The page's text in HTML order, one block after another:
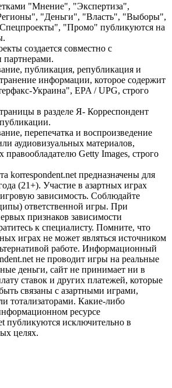
"Мнение", "Экспертиза",
"Деньги", "Власть", "Выборы",
"Промо" публикуются на
создается совместно с
партнерами.
публикация, републикация и
информации, которое содержит
Украина", EPA / UPG, строго
в разделе Я- Корреспондент
перепечатка и воспроизведение
аудиовизуальных материалов,
Getty Images, строго
korrespondent.net предназначены для
(21+). Участие в азартных играх
зависимость. Соблюдайте
ответственной игры. При
признаков зависимости
к специалисту. Помните, что
играх не может являться источником
работе. Информационный
не проводит игры на реальные
деньги, сайт не принимает ни в
ставок и других платежей, которые
связаны с азартными играми,
тотализаторами. Какие-либо
ресурсе
публикуются исключительно в
целях.